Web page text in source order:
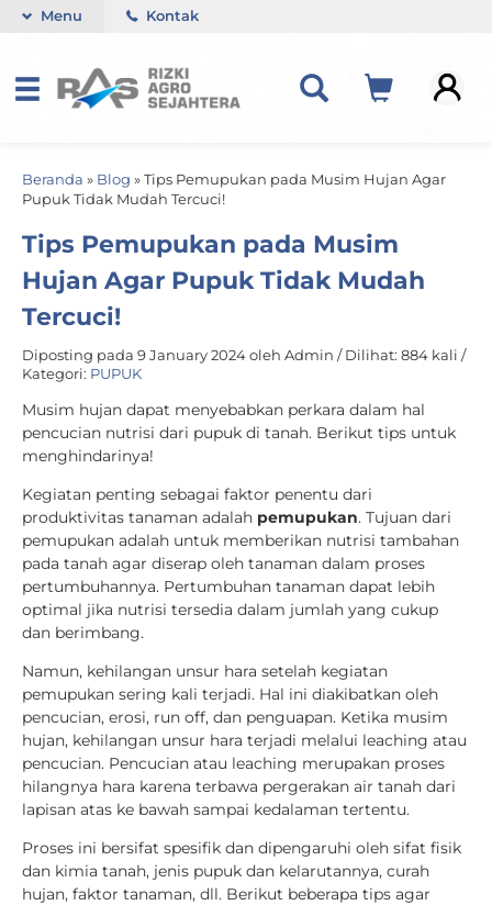
Menu Kontak
Beranda » Blog » Tips Pemupukan pada Musim Hujan Agar
Pupuk Tidak Mudah Tercuci!
Tips Pemupukan pada Musim
Hujan Agar Pupuk Tidak Mudah
Tercuci!
Diposting pada 9 January 2024 oleh Admin / Dilihat: 884 kali /
Kategori: PUPUK
Musim hujan dapat menyebabkan perkara dalam hal
pencucian nutrisi dari pupuk di tanah. Berikut tips untuk
menghindarinya!
Kegiatan penting sebagai faktor penentu dari
produktivitas tanaman adalah pemupukan. Tujuan dari
pemupukan adalah untuk memberikan nutrisi tambahan
pada tanah agar diserap oleh tanaman dalam proses
pertumbuhannya. Pertumbuhan tanaman dapat lebih
optimal jika nutrisi tersedia dalam jumlah yang cukup
dan berimbang.
Namun, kehilangan unsur hara setelah kegiatan
pemupukan sering kali terjadi. Hal ini diakibatkan oleh
pencucian, erosi, run off, dan penguapan. Ketika musim
hujan, kehilangan unsur hara terjadi melalui leaching atau
pencucian. Pencucian atau leaching merupakan proses
hilangnya hara karena terbawa pergerakan air tanah dari
lapisan atas ke bawah sampai kedalaman tertentu.
Proses ini bersifat spesifik dan dipengaruhi oleh sifat fisik
dan kimia tanah, jenis pupuk dan kelarutannya, curah
hujan, faktor tanaman, dll. Berikut beberapa tips agar